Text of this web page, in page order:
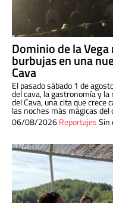
Dominio de la
burbujas en una
Cava
El pasado sábado 1 de
del cava, la gastronomía y
del Cava, una cita que crece
las noches más mágicas
06/08/2026ReportajesSin